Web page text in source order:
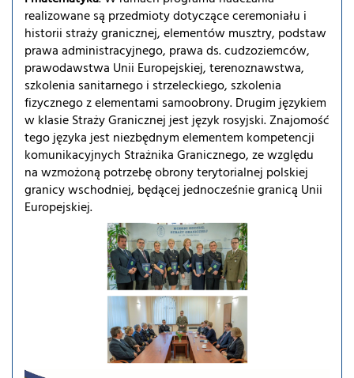
realizowane są przedmioty dotyczące ceremoniału i
historii straży granicznej, elementów musztry, podstaw
prawa administracyjnego, prawa ds. cudzoziemców,
prawodawstwa Unii Europejskiej, terenoznawstwa,
szkolenia sanitarnego i strzeleckiego, szkolenia
fizycznego z elementami samoobrony. Drugim językiem
w klasie Straży Granicznej jest język rosyjski. Znajomość
tego języka jest niezbędnym elementem kompetencji
komunikacyjnych Strażnika Granicznego, ze względu
na wzmożoną potrzebę obrony terytorialnej polskiej
granicy wschodniej, będącej jednocześnie granicą Unii
Europejskiej.